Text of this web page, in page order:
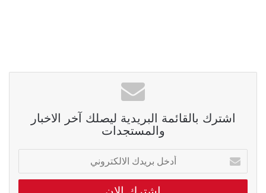
اشترك بالقائمة البريدية ليصلك آخر الاخبار
والمستجدات
أدخل
بريدك
الالكتروني